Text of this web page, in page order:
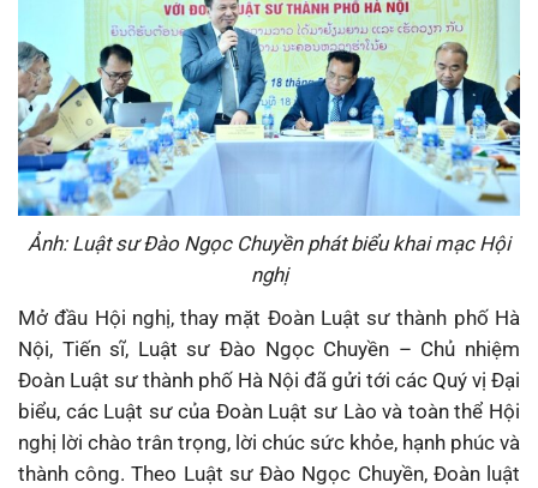
Ảnh: Luật sư Đào Ngọc Chuyền phát biểu khai mạc Hội
nghị
Mở đầu Hội nghị, thay mặt Đoàn Luật sư thành phố Hà
Nội, Tiến sĩ, Luật sư Đào Ngọc Chuyền – Chủ nhiệm
Đoàn Luật sư thành phố Hà Nội đã gửi tới các Quý vị Đại
biểu, các Luật sư của Đoàn Luật sư Lào và toàn thể Hội
nghị lời chào trân trọng, lời chúc sức khỏe, hạnh phúc và
thành công. Theo Luật sư Đào Ngọc Chuyền, Đoàn luật